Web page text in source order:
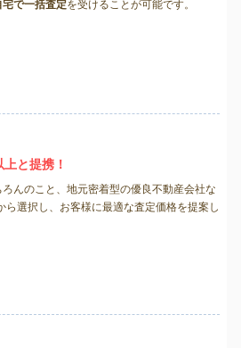
宅で一括査定を受けることが可能です。
と提携！
んのこと、地元密着型の優良不動産会社な
ら選択し、お客様に最適な査定価格を提案し